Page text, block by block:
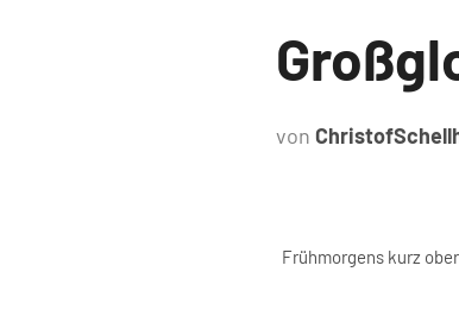
von
Frühmorgens kurz